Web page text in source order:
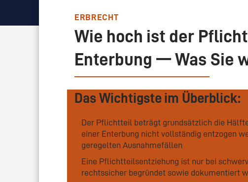
ERBRECHT
Wie hoch ist der
Enterbung — Was Sie
Das Wichtigste im Überblick:
Der Pflichtteil beträgt grundsätzlich die
einer Enterbung nicht vollständig entzogen
geregelten Ausnahmefällen
Eine Pflichtteilsentziehung ist nur bei
rechtssicher begründet sowie dokumentiert